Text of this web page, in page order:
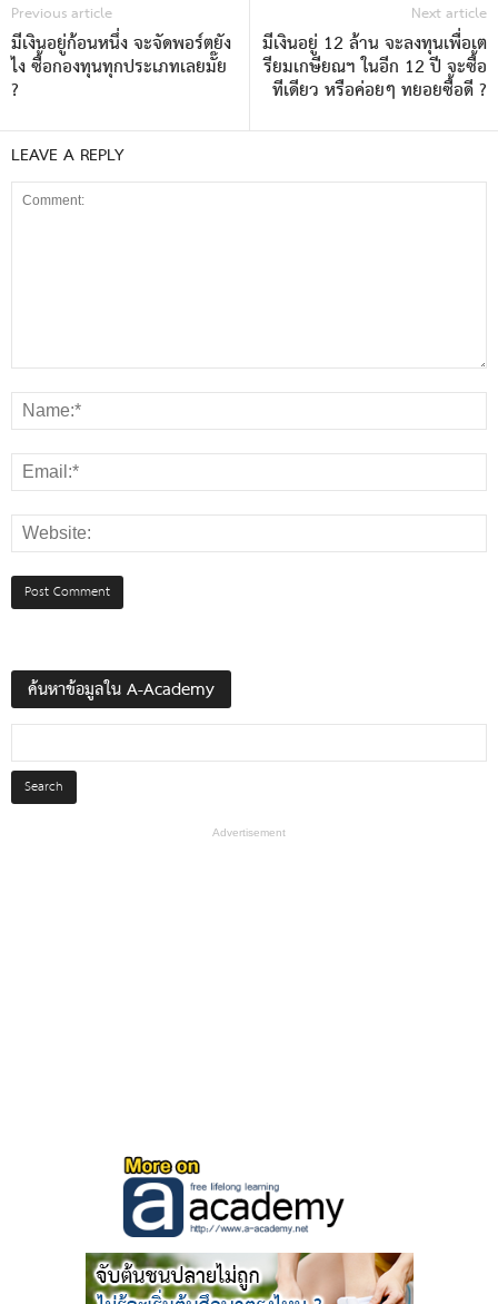
Previous article
มีเงินอยู่ก้อนหนึ่ง จะจัดพอร์ตยัง
ไง ซื้อกองทุนทุกประเภทเลยมั๊ย
?
Next article
มีเงินอยู่ 12 ล้าน จะลงทุนเพื่อเต
รียมเกษียณฯ ในอีก 12 ปี จะซื้อ
ทีเดียว หรือค่อยๆ ทยอยซื้อดี ?
LEAVE A REPLY
ค้นหาข้อมูลใน A-Academy
Advertisement